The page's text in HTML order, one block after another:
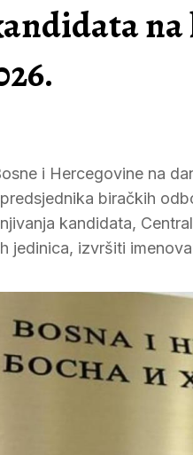
i Hercegovine na
biračkih
kandidata,
jedinica, izvršiti